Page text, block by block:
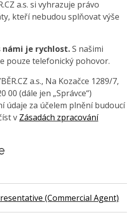
a.s. si vyhrazuje právo
kteří nebudou splňovat výše
námi je rychlost.S našimi
pouze telefonický pohovor.
a.s., Na Kozačce 1289/7,
00 (dále jen „Správce“)
údaje za účelem plnění budoucí
v Zásadách zpracování
(Commercial Agent)